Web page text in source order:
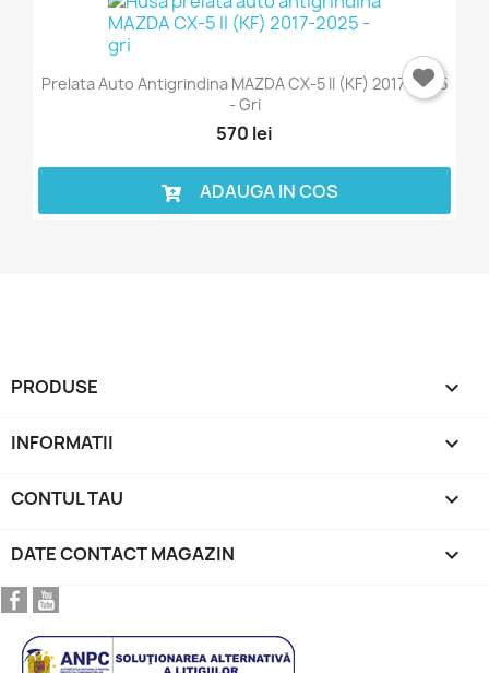
Prelata Auto Antigrindina MAZDA CX-5 II (KF) 2017-2025
- Gri
570 lei
ADAUGA IN COS
PRODUSE 
INFORMATII 
CONTUL TAU 
DATE CONTACT MAGAZIN keyboard_arrow_down